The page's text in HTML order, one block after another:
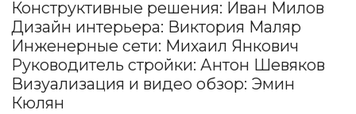
Важным элементов в этой
застройке — сохранить приватность
будущих жильцов среди плотной
окружающей застройки, но при этом
выдержать современный стиль
и дизайн, совмещенный
с панорамными окнами, присущими